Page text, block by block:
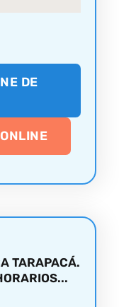
DE
TARAPACÁ.